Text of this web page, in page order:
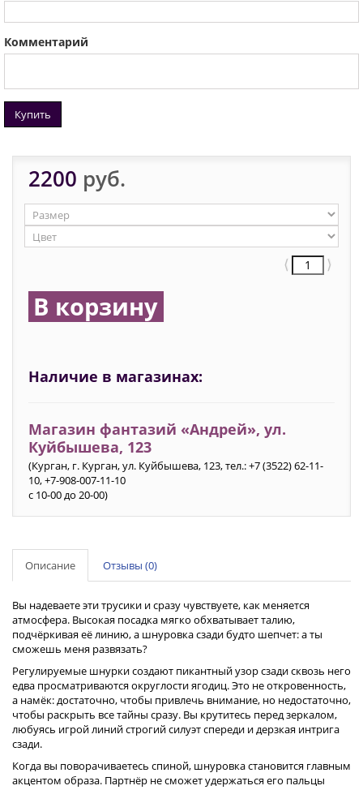
Комментарий
Купить
2200 руб.
⟨ ⟩
В корзину
Наличие в магазинах:
Магазин фантазий «Андрей», ул.
Куйбышева, 123
(Курган, г. Курган, ул. Куйбышева, 123, тел.: +7 (3522) 62-11-
10, +7-908-007-11-10
с 10-00 до 20-00)
Описание Отзывы (0)
Вы надеваете эти трусики и сразу чувствуете, как меняется
атмосфера. Высокая посадка мягко обхватывает талию,
подчёркивая её линию, а шнуровка сзади будто шепчет: а ты
сможешь меня развязать?
Регулируемые шнурки создают пикантный узор сзади сквозь него
едва просматриваются округлости ягодиц. Это не откровенность,
а намёк: достаточно, чтобы привлечь внимание, но недостаточно,
чтобы раскрыть все тайны сразу. Вы крутитесь перед зеркалом,
любуясь игрой линий строгий силуэт спереди и дерзкая интрига
сзади.
Когда вы поворачиваетесь спиной, шнуровка становится главным
акцентом образа. Партнёр не сможет удержаться его пальцы